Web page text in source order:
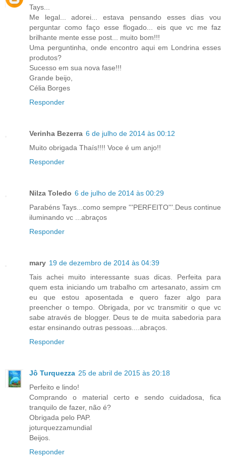
Tays...
Me legal... adorei... estava pensando esses dias vou
perguntar como faço esse flogado... eis que vc me faz
brilhante mente esse post... muito bom!!!
Uma perguntinha, onde encontro aqui em Londrina esses
produtos?
Sucesso em sua nova fase!!!
Grande beijo,
Célia Borges
Responder
Verinha Bezerra 6 de julho de 2014 às 00:12
Muito obrigada Thaís!!!! Voce é um anjo!!
Responder
Nilza Toledo 6 de julho de 2014 às 00:29
Parabéns Tays...como sempre '''PERFEITO'''.Deus continue
iluminando vc ...abraços
Responder
mary 19 de dezembro de 2014 às 04:39
Tais achei muito interessante suas dicas. Perfeita para
quem esta iniciando um trabalho cm artesanato, assim cm
eu que estou aposentada e quero fazer algo para
preencher o tempo. Obrigada, por vc transmitir o que vc
sabe através de blogger. Deus te de muita sabedoria para
estar ensinando outras pessoas....abraços.
Responder
Jô Turquezza 25 de abril de 2015 às 20:18
Perfeito e lindo!
Comprando o material certo e sendo cuidadosa, fica
tranquilo de fazer, não é?
Obrigada pelo PAP.
joturquezzamundial
Beijos.
Responder